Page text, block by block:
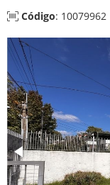
Código: 10079962